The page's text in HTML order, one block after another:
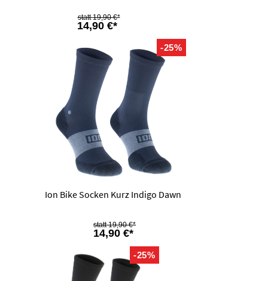
14,90 €*
19,90 €*
-25%
Ion Bike Socken Kurz Indigo Dawn
14,90 €*
19,90 €*
-25%